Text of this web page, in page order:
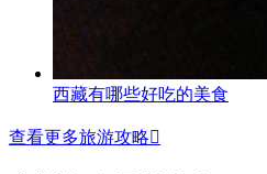
西藏有哪些好吃的美食
查看更多旅游攻略